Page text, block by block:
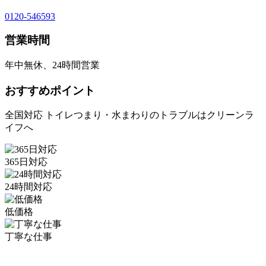
0120-546593
営業時間
年中無休、24時間営業
おすすめポイント
全国対応 トイレつまり・水まわりのトラブルはクリーンラ
イフへ
365日対応
24時間対応
低価格
丁寧な仕事